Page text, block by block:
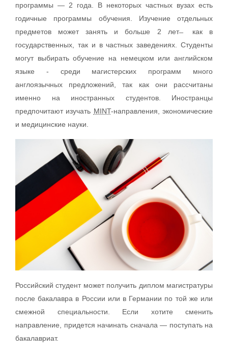
программы — 2 года. В некоторых частных вузах есть
годичные программы обучения. Изучение отдельных
предметов может занять и больше 2 лет ̶ как в
государственных, так и в частных заведениях. Студенты
могут выбирать обучение на немецком или английском
языке - среди магистерских программ много
англоязычных предложений, так как они рассчитаны
именно на иностранных студентов. Иностранцы
предпочитают изучать MINT-направления, экономические
и медицинские науки.
Российский студент может получить диплом магистратуры
после бакалавра в России или в Германии по той же или
смежной специальности. Если хотите сменить
направление, придется начинать сначала — поступать на
бакалавриат.